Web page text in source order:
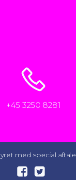
+45 3250 8281
med special